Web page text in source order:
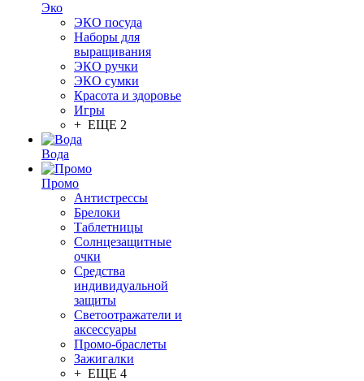
Эко
ЭКО посуда
Наборы для
выращивания
ЭКО ручки
ЭКО сумки
Красота и здоровье
Игры
+ ЕЩЕ 2
Вода
Промо
Антистрессы
Брелоки
Таблетницы
Солнцезащитные
очки
Средства
индивидуальной
защиты
Светоотражатели и
аксессуары
Промо-браслеты
Зажигалки
+ ЕЩЕ 4